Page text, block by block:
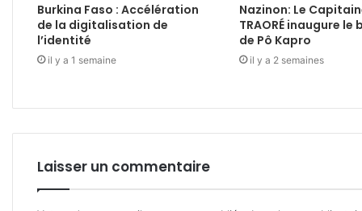
Burkina Faso : Accélération
de la digitalisation de
l’identité
il y a 1 semaine
Nazinon: Le
TRAORÉ inaugure le
de Pô Kapro
il y a 2 semaines
Laisser un commentaire